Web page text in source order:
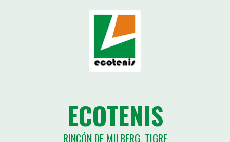
ECOTENIS
RINCÓN DE MILBERG, TIGRE